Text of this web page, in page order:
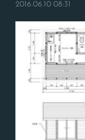
2016.06.10 08:31